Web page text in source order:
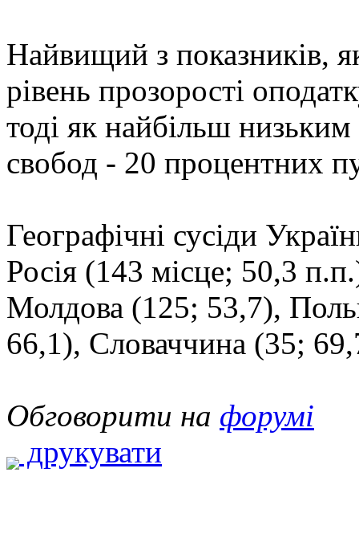
Найвищий з показників,
рівень прозорості
тоді як найбільш низьким
свобод - 20 процентних
Географічні сусіди
Росія (143 місце; 50,3
Молдова (125; 53,7),
66,1), Словаччина (35;
Обговорити на форумі
друкувати